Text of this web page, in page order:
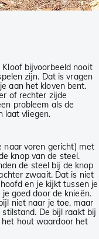
bijvoorbeeld nooit
zijn. Dat is vragen
aan het kloven bent.
of rechter zijde
probleem als de
laat vliegen.
naar voren gericht) met
knop van de steel.
de steel bij de knop
zwaait. Dat is niet
en je kijkt tussen je
goed door de knieën.
niet naar je toe, maar
De bijl raakt bij
hout waardoor het